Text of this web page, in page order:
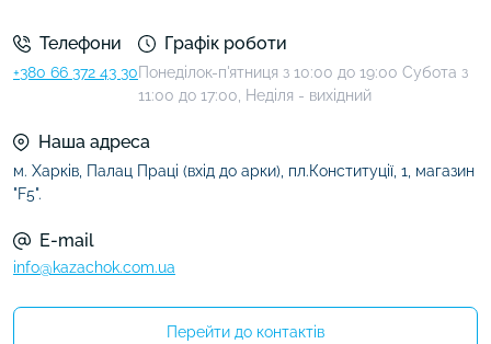
Телефони
+380 66 372 43 30
Графік роботи
Понеділок-п'ятниця з 10:00 до 19:00 Субота з
11:00 до 17:00, Неділя - вихідний
Наша адреса
м. Харків, Палац Праці (вхід до арки), пл.Конституції, 1, магазин
"F5".
E-mail
info@kazachok.com.ua
Перейти до контактів